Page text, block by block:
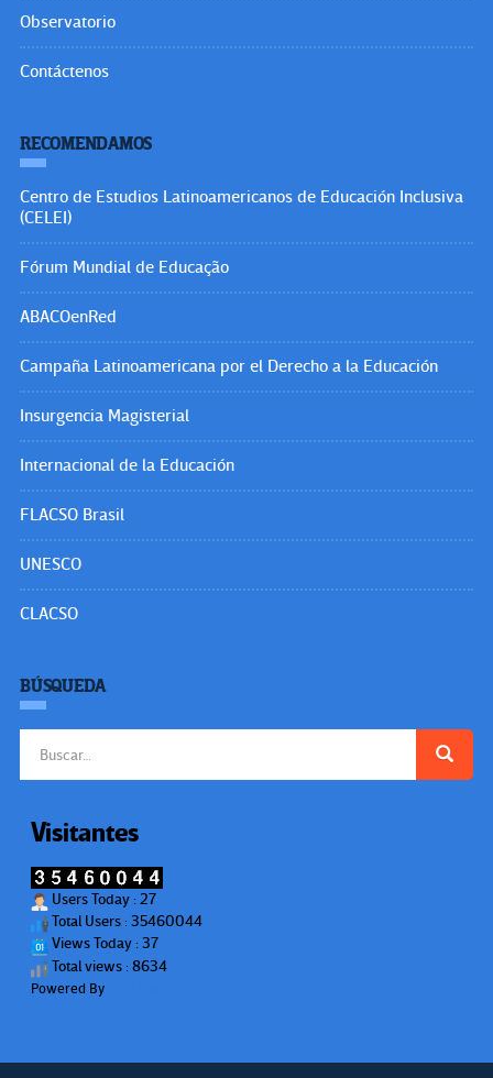
Observatorio
Contáctenos
RECOMENDAMOS
Centro de Estudios Latinoamericanos de Educación Inclusiva
(CELEI)
Fórum Mundial de Educação
ABACOenRed
Campaña Latinoamericana por el Derecho a la Educación
Insurgencia Magisterial
Internacional de la Educación
FLACSO Brasil
UNESCO
CLACSO
BÚSQUEDA
Visitantes
Users Today : 27
Total Users : 35460044
Views Today : 37
Total views : 8634
Powered By